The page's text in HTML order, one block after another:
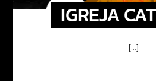
IGREJA
[...]